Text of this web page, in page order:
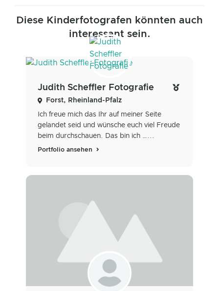
Diese Kinderfotografen könnten auch
interessant sein.
Judith Scheffler Fotografie
Forst, Rheinland-Pfalz
Ich freue mich das Ihr auf meiner Seite
gelandet seid und wünsche euch viel Freude
beim durchschauen. Das bin ich …...
Portfolio ansehen